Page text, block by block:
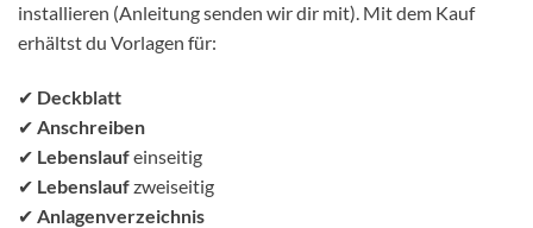
installieren (Anleitung senden wir dir mit). Mit dem Kauf
erhältst du Vorlagen für:
✔ Deckblatt
✔ Anschreiben
✔ Lebenslaufeinseitig
✔ Lebenslaufzweiseitig
✔ Anlagenverzeichnis